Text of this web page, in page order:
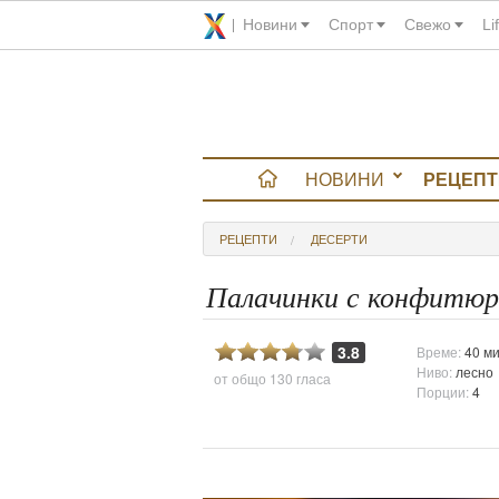
Новини Спорт Свежо
НОВИНИ
РЕЦЕПТИ ДЕСЕРТИ
Палачинки с
3.8
от общо 130 гласа
Време:40
Ниво: лесно
Порции:4